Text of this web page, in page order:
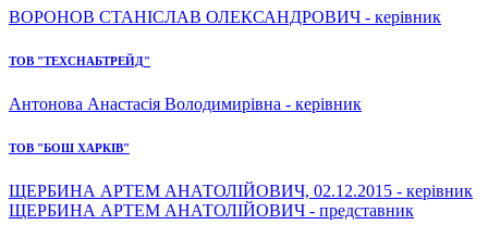
ВОРОНОВ СТАНІСЛАВ ОЛЕКСАНДРОВИЧ - керівник
ТОВ "ТЕХСНАБТРЕЙД"
Антонова Анастасія Володимирівна - керівник
ТОВ "БОШ ХАРКІВ"
ЩЕРБИНА АРТЕМ АНАТОЛІЙОВИЧ, 02.12.2015 - керівник
ЩЕРБИНА АРТЕМ АНАТОЛІЙОВИЧ - представник